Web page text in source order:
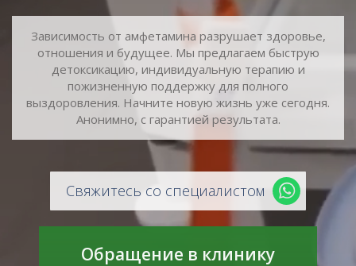
Зависимость от амфетамина разрушает здоровье,
отношения и будущее. Мы предлагаем быструю
детоксикацию, индивидуальную терапию и
пожизненную поддержку для полного
выздоровления. Начните новую жизнь уже сегодня.
Анонимно, с гарантией результата.
Свяжитесь со специалистом
Обращение в клинику